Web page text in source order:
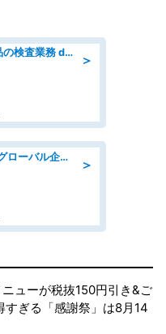
＞
デンソーで働こう!小型部品の検査業務 denso aichi
＞
09月開始/「土日祝休み」グローバル企業での産業保健のお仕事/保健師/高時給/残業なし/服装自由
ニューが税抜150円引き&ご
すぎる「感謝祭」は8月14